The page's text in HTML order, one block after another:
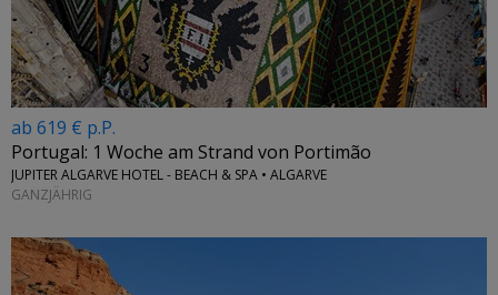
ab 619 € p.P.
Portugal: 1 Woche am Strand von Portimão
JUPITER ALGARVE HOTEL - BEACH & SPA • ALGARVE
GANZJÄHRIG